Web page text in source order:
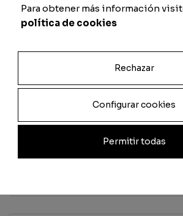
Defense Physique
Total
Para obtener más información
política de cookies
Rechazar
Configurar cookies
Permitir todas